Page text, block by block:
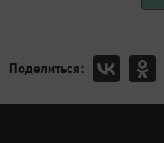
Поделиться: